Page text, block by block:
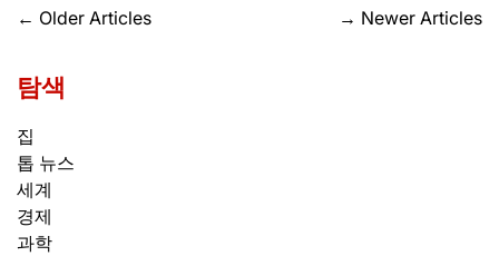
글
탐
색
← Older Articles → Newer Articles
탐색
집
톱 뉴스
세계
경제
과학